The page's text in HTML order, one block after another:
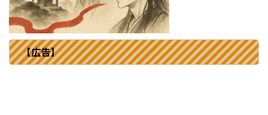
【広告】